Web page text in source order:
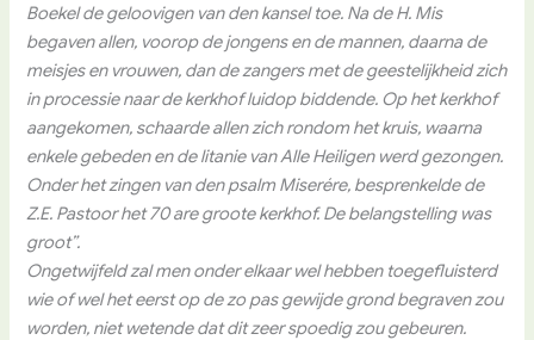
Boekel de geloovigen van den kansel toe. Na de H. Mis
begaven allen, voorop de jongens en de mannen, daarna de
meisjes en vrouwen, dan de zangers met de geestelijkheid zich
in processie naar de kerkhof luidop biddende. Op het kerkhof
aangekomen, schaarde allen zich rondom het kruis, waarna
enkele gebeden en de litanie van Alle Heiligen werd gezongen.
Onder het zingen van den psalm Miserére, besprenkelde de
Z.E. Pastoor het 70 are groote kerkhof. De belangstelling was
groot”.
Ongetwijfeld zal men onder elkaar wel hebben toegefluisterd
wie of wel het eerst op de zo pas gewijde grond begraven zou
worden, niet wetende dat dit zeer spoedig zou gebeuren.